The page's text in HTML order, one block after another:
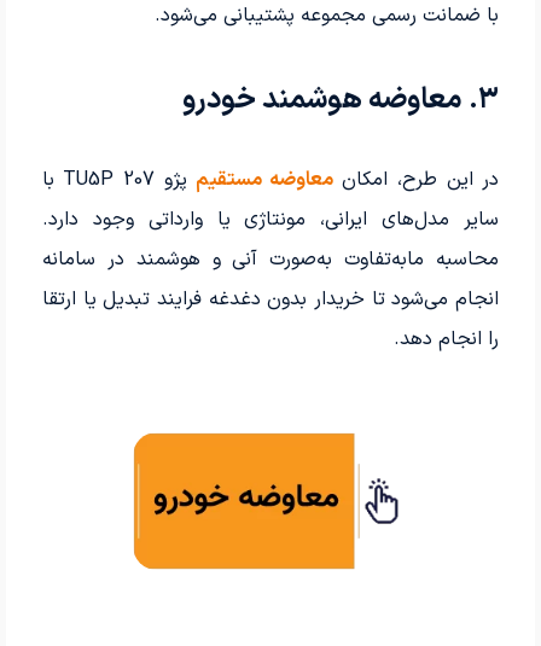
با ضمانت رسمی مجموعه پشتیبانی می‌شود.
۳. معاوضه هوشمند خودرو
در این طرح، امکانمعاوضه مستقیم
پژو 207 TU5P با
سایر مدل‌های ایرانی، مونتاژی یا وارداتی وجود دارد.
محاسبه مابه‌تفاوت به‌صورت آنی و هوشمند در سامانه
انجام می‌شود تا خریدار بدون دغدغه فرایند تبدیل یا ارتقا
را انجام دهد.